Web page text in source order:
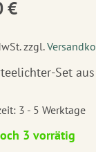
€
zzgl.
Set
3 - 5 Werktage
3 vorrätig